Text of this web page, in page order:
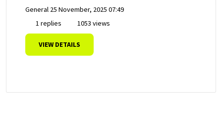
General 25 November, 2025 07:49
1 replies
1053 views
VIEW DETAILS